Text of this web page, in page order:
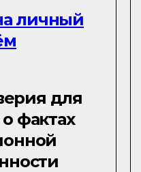
личный
для
фактах